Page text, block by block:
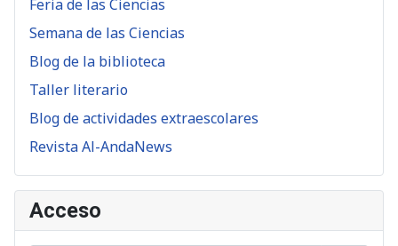
Feria de las Ciencias
Semana de las Ciencias
Blog de la biblioteca
Taller literario
Blog de actividades extraescolares
Revista Al-AndaNews
Acceso